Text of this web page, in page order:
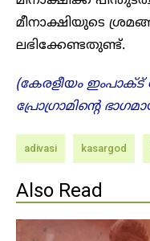
മീനാക്ഷിയുടെ
ലഭിക്കേണ്ടതുണ്ട്.
(കേരളീയം
പ്രോഗ്രാമിന്റെ
adivasi kasargod
Also Read